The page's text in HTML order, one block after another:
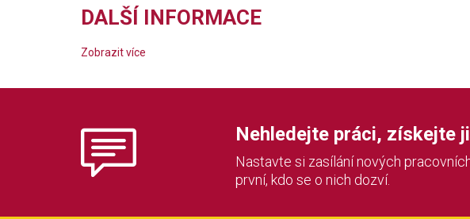
DALŠÍ INFORMACE
Zobrazit více
Nehledejte práci, získejte
Nastavte si zasílání nových
první, kdo se o nich dozví.